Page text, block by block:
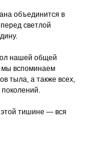
объединится в
светлой
нашей общей
мы вспоминаем
тыла, а также всех,
поколений.
тишине — вся